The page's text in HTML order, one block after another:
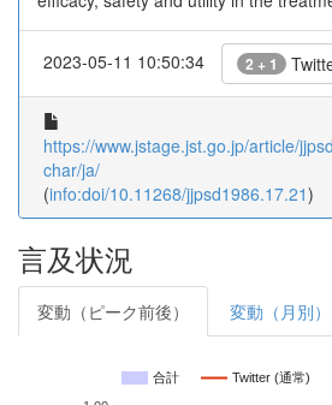
2023-05-11 10:50:34 2 + 1
https://www.jstage.jst.go.jp/article/
char/ja/
(info:doi/10.11268/jjpsd1986.17.21)
言及状況
変動（ピーク前後） 変動（月別）
合計 Twitter (通常)